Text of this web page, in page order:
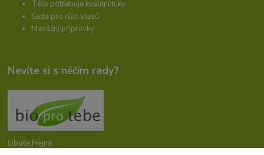
Tělo potřebuje kvalitní tuky
Sada pro růst vlasů
Masážní přípravky
Nevíte si s něčím rady?
Libuše Hejna